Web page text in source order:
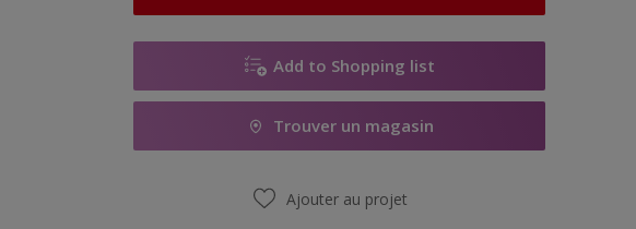
Add to Shopping list
Trouver un magasin
Ajouter au projet